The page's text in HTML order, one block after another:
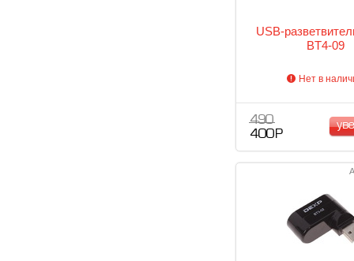
USB-
BT4-09
Нет в
490
400 Р